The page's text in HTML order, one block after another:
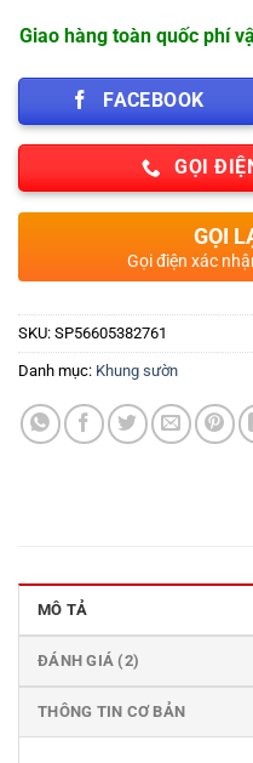
Giao hàng toàn quốc phí
FACEBOOK
GỌI
GỌI
Gọi điện xác
SKU: SP56605382761
Danh mục: Khung sườn
MÔ TẢ
ĐÁNH GIÁ (2)
THÔNG TIN CƠ BẢN